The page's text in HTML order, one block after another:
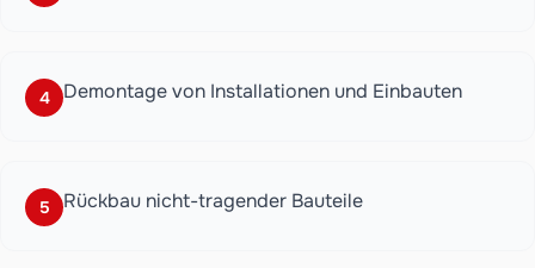
4 Demontage von Installationen und Einbauten
5 Rückbau nicht-tragender Bauteile